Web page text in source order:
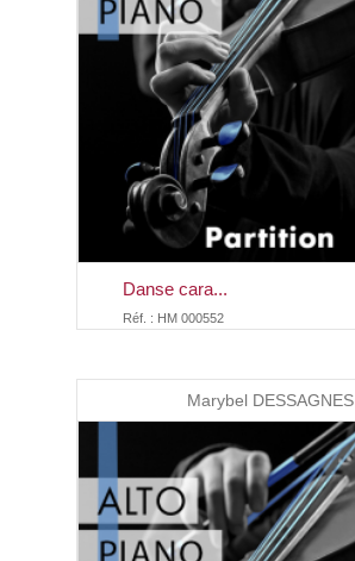
Danse cara...
Réf. : HM 000552
Marybel DESSAGNES